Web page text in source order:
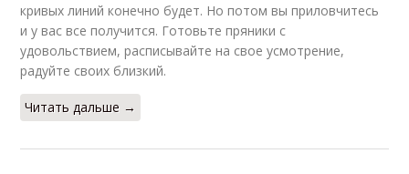
кривых линий конечно будет. Но потом вы приловчитесь
и у вас все получится. Готовьте пряники с
удовольствием, расписывайте на свое усмотрение,
радуйте своих близкий.
Читать дальше →